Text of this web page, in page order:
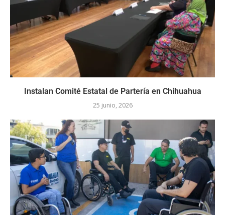
Instalan Comité Estatal de Partería en Chihuahua
25 junio, 2026